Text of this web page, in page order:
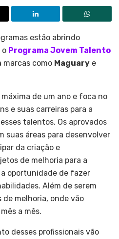
estão abrindo
o Programa Jovem Talento
marcas como Maguary e
de um ano e foca no
e suas carreiras para a
talentos. Os aprovados
suas áreas para desenvolver
da criação e
de melhoria para a
oportunidade de fazer
Além de serem
de melhoria, onde vão
a mês.
desses profissionais vão